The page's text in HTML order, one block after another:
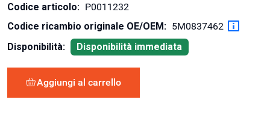
Codice articolo: P0011232
Codice ricambio originale OE/OEM: 5M0837462
Disponibilità:
Disponibilità immediata
Aggiungi al carrello